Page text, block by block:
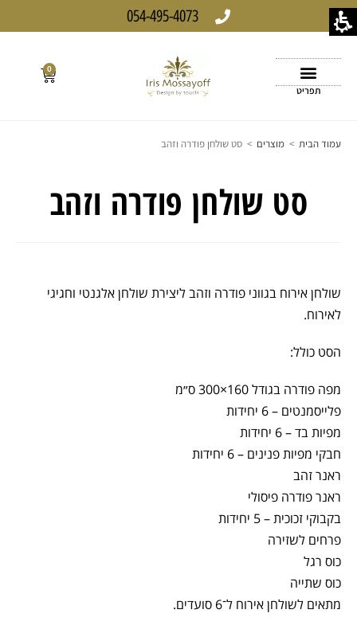
054-495-4073
תפריט
0
עמוד הבית > מוצרים > סט שולחן פודרה וזהב
סט שולחן פודרה וזהב
שולחן אירוח בגווני פודרה וזהב ליצירת שולחן אלגנטי וחגיגי
לאירוח.
הסט כולל:
מפה פודרה בגודל 160×300 ס״מ
פלייסמנטים – 6 יחידות
מפיות בד – 6 יחידות
חבקי מפיות פנינים – 6 יחידות
ראנר זהב
ראנר פודרה פיסולי
בקבוקי זכוכית – 5 יחידות
פרחים לשזירה
כוס רגל
כוס שתייה
מתאים לשולחן אירוח ל־6 סועדים.